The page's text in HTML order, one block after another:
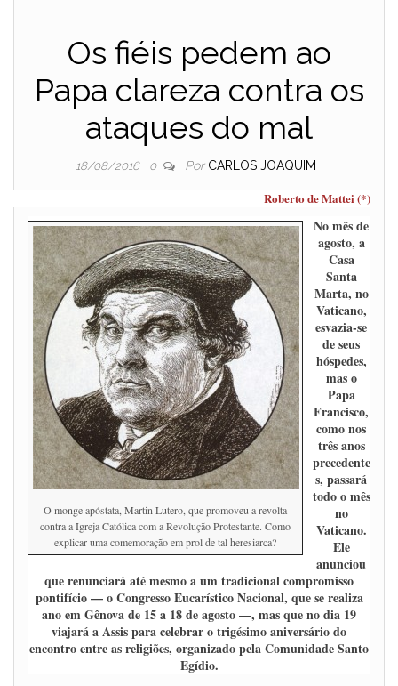
Os fiéis pedem ao
Papa clareza contra os
ataques do mal
18/08/2016 0 Por CARLOS JOAQUIM
Roberto de Mattei (*)
O monge apóstata, Martin Lutero, que promoveu a revolta
contra a Igreja Católica com a Revolução Protestante. Como
explicar uma comemoração em prol de tal heresiarca?
No mês de
agosto, a
Casa
Santa
Marta, no
Vaticano,
esvazia-se
de seus
hóspedes,
mas o
Papa
Francisco,
como nos
três anos
precedente
s, passará
todo o mês
no
Vaticano.
Ele
anunciou
que renunciará até mesmo a um tradicional compromisso
pontifício — o Congresso Eucarístico Nacional, que se realiza
ano em Gênova de 15 a 18 de agosto —, mas que no dia 19
viajará a Assis para celebrar o trigésimo aniversário do
encontro entre as religiões, organizado pela Comunidade Santo
Egídio.